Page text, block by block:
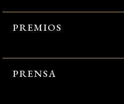
PREMIOS
PRENSA